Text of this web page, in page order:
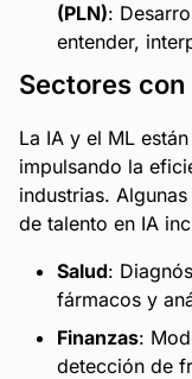
(PLN):
entender,
Sectores
La IA y el ML
impulsando la
industrias.
de talento en IA
Salud:
fármacos y
Finanzas:
detección de